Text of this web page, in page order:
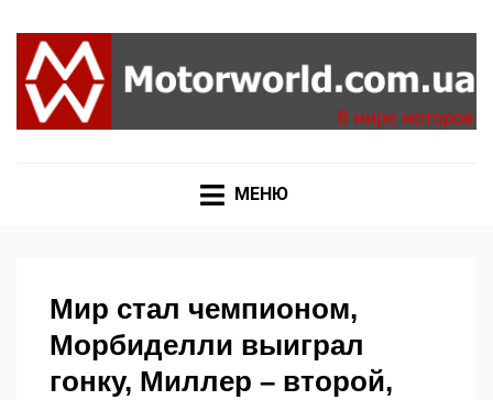
МЕНЮ
Мир стал чемпионом,
Морбиделли выиграл
гонку, Миллер – второй,